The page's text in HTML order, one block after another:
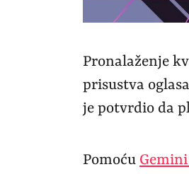
Pronalaženje
prisustva
je potvrdio da
Pomoću